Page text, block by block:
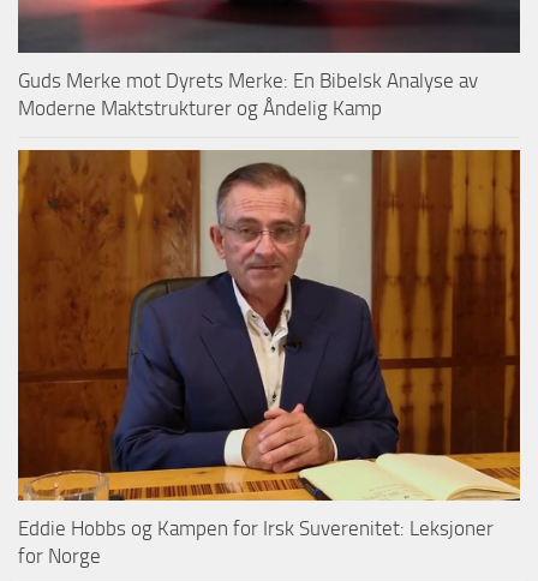
Guds Merke mot Dyrets Merke: En Bibelsk Analyse av
Moderne Maktstrukturer og Åndelig Kamp
Eddie Hobbs og Kampen for Irsk Suverenitet: Leksjoner
for Norge